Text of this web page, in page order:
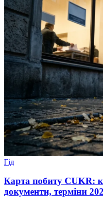
Гід
Карта побиту CUKR:
документи, терміни